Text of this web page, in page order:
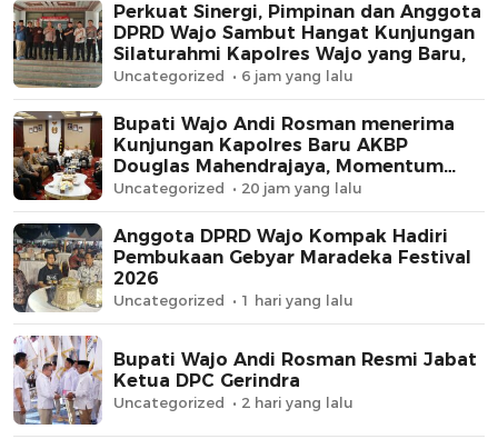
Perkuat Sinergi, Pimpinan dan Anggota
DPRD Wajo Sambut Hangat Kunjungan
Silaturahmi Kapolres Wajo yang Baru,
Uncategorized 6 jam yang lalu
Bupati Wajo Andi Rosman menerima
Kunjungan Kapolres Baru AKBP
Douglas Mahendrajaya, Momentum
Memperkuat Sinergi
Uncategorized 20 jam yang lalu
Anggota DPRD Wajo Kompak Hadiri
Pembukaan Gebyar Maradeka Festival
2026
Uncategorized 1 hari yang lalu
Bupati Wajo Andi Rosman Resmi Jabat
Ketua DPC Gerindra
Uncategorized 2 hari yang lalu